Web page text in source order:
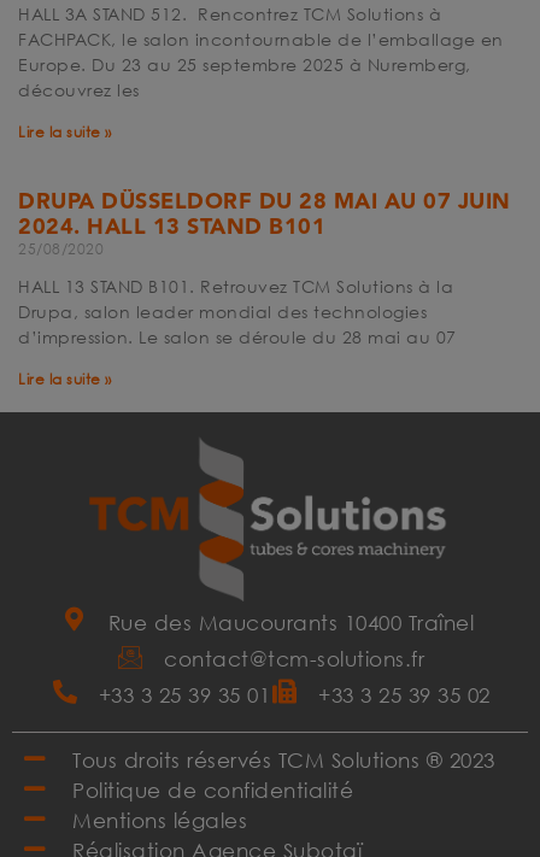
HALL 3A STAND 512. Rencontrez TCM Solutions à
FACHPACK, le salon incontournable de l’emballage en
Europe. Du 23 au 25 septembre 2025 à Nuremberg,
découvrez les
Lire la suite »
DRUPA DÜSSELDORF DU 28 MAI AU 07 JUIN
2024. HALL 13 STAND B101
25/08/2020
HALL 13 STAND B101. Retrouvez TCM Solutions à la
Drupa, salon leader mondial des technologies
d’impression. Le salon se déroule du 28 mai au 07
Lire la suite »
Rue des Maucourants 10400 Traînel
contact@tcm-solutions.fr
+33 3 25 39 35 01
+33 3 25 39 35 02
Tous droits réservés TCM Solutions ® 2023
Politique de confidentialité
Mentions légales
Réalisation Agence Subotaï